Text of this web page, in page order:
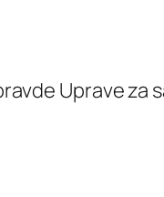
Uprave za